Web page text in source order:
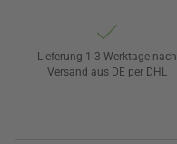
Lieferung 1-3 Werktage nach
Versand aus DE per DHL